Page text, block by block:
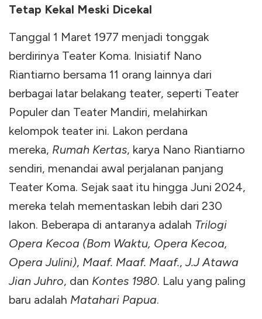
Tetap Kekal Meski Dicekal
Tanggal 1 Maret 1977 menjadi tonggak
berdirinya Teater Koma. Inisiatif Nano
Riantiarno bersama 11 orang lainnya dari
berbagai latar belakang teater, seperti Teater
Populer dan Teater Mandiri, melahirkan
kelompok teater ini. Lakon perdana
mereka, Rumah Kertas, karya Nano Riantiarno
sendiri, menandai awal perjalanan panjang
Teater Koma. Sejak saat itu hingga Juni 2024,
mereka telah mementaskan lebih dari 230
lakon. Beberapa di antaranya adalah Trilogi
Opera Kecoa (Bom Waktu, Opera Kecoa,
Opera Julini), Maaf. Maaf. Maaf.,J.J Atawa
Jian Juhro, dan Kontes 1980. Lalu yang paling
baru adalah Matahari Papua.